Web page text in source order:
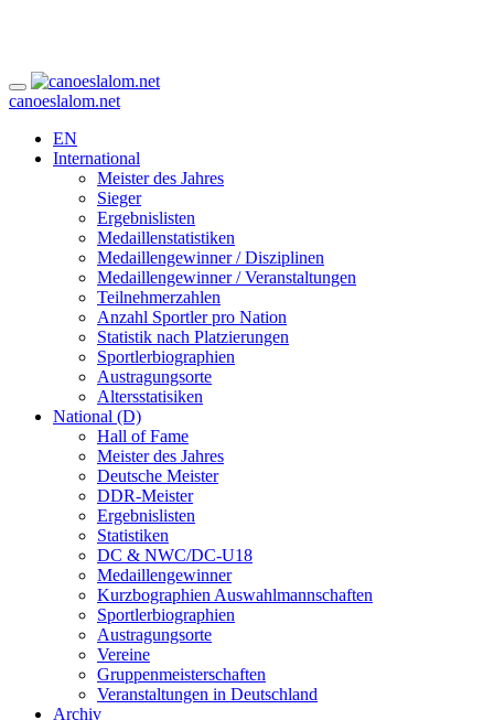
canoeslalom.net
EN
International
Meister des Jahres
Sieger
Ergebnislisten
Medaillenstatistiken
Medaillengewinner / Disziplinen
Medaillengewinner / Veranstaltungen
Teilnehmerzahlen
Anzahl Sportler pro Nation
Statistik nach Platzierungen
Sportlerbiographien
Austragungsorte
Altersstatisiken
National (D)
Hall of Fame
Meister des Jahres
Deutsche Meister
DDR-Meister
Ergebnislisten
Statistiken
DC & NWC/DC-U18
Medaillengewinner
Kurzbographien Auswahlmannschaften
Sportlerbiographien
Austragungsorte
Vereine
Gruppenmeisterschaften
Veranstaltungen in Deutschland
Archiv